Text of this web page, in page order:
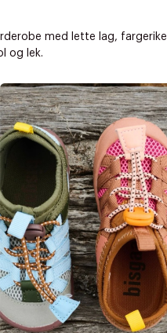
med lette lag, fargerike
og lek.